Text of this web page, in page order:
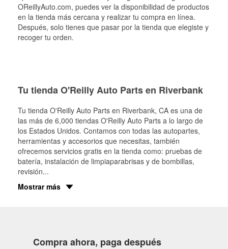
OReillyAuto.com, puedes ver la disponibilidad de productos
en la tienda más cercana y realizar tu compra en línea.
Después, solo tienes que pasar por la tienda que elegiste y
recoger tu orden.
Tu tienda O'Reilly Auto Parts en Riverbank
Tu tienda O'Reilly Auto Parts en Riverbank, CA es una de
las más de 6,000 tiendas O'Reilly Auto Parts a lo largo de
los Estados Unidos. Contamos con todas las autopartes,
herramientas y accesorios que necesitas, también
ofrecemos servicios gratis en la tienda como: pruebas de
batería, instalación de limpiaparabrisas y de bombillas,
revisión...
Mostrar más
Compra ahora, paga después